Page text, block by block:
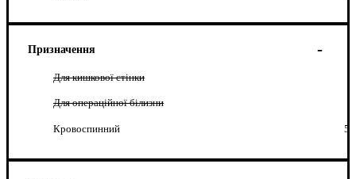
Призначення
Для кишкової стінки
Для операційної білизни
Кровоспинний 5